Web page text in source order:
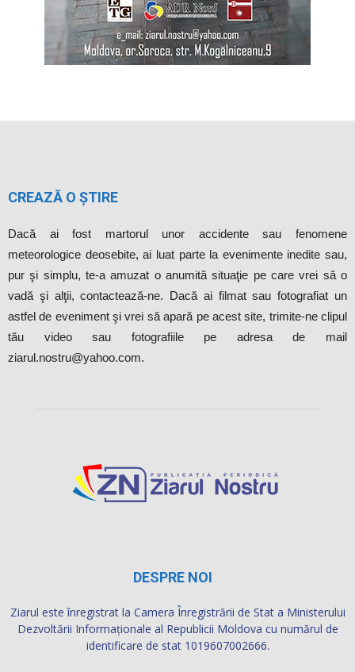
CREAZĂ O ȘTIRE
Dacă ai fost martorul unor accidente sau fenomene
meteorologice deosebite, ai luat parte la evenimente inedite sau,
pur şi simplu, te-a amuzat o anumită situaţie pe care vrei să o
vadă şi alţii, contactează-ne. Dacă ai filmat sau fotografiat un
astfel de eveniment şi vrei să apară pe acest site, trimite-ne clipul
tău video sau fotografiile pe adresa de mail
ziarul.nostru@yahoo.com.
DESPRE NOI
Ziarul este înregistrat la Camera Înregistrării de Stat a Ministerului
Dezvoltării Informaţionale al Republicii Moldova cu numărul de
identificare de stat 1019607002666.